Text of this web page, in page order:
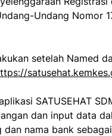
Undang Nomor
setelah Named
SATUSEHAT
dan input data
nama bank